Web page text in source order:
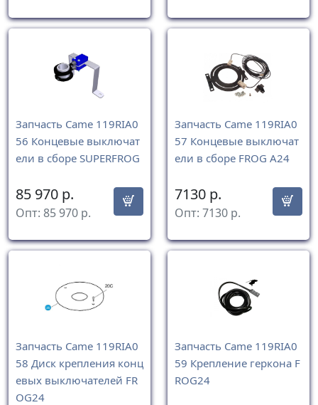
Запчасть Came 119RIA0
56 Концевые выключат
ели в сборе SUPERFROG
85 970 р.
Опт: 85 970 р.
Запчасть Came 119RIA0
57 Концевые выключат
ели в сборе FROG А24
7130 р.
Опт: 7130 р.
Запчасть Came 119RIA0
58 Диск крепления конц
евых выключателей FR
OG24
Запчасть Came 119RIA0
59 Крепление геркона F
ROG24